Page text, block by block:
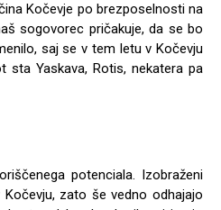
Kočevje po brezposelnosti na
sogovorec pričakuje, da se bo
saj se v tem letu v Kočevju
sta Yaskava, Rotis, nekatera pa
potenciala. Izobraženi
zato še vedno odhajajo